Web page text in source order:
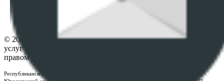
Настройки cookie-файлов
© 2026 Республиканское унитарное предприятие по оказанию
услуг "БелЮрОбеспечение" - Все права защищены авторским
правом
Республиканское унитарное предприятие по оказанию услуг "БелЮрОбеспечение"